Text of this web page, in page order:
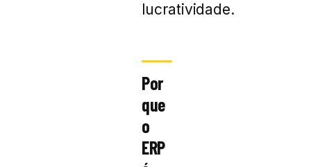
lucratividade.
Por
que
o
ERP